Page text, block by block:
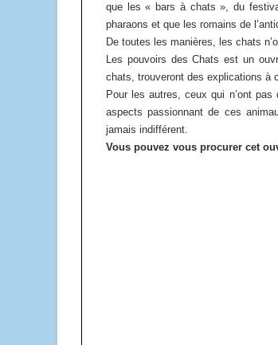
que les « bars à chats », du
pharaons et que les romains de
De toutes les manières, les chats
Les pouvoirs des Chats est un
chats, trouveront des explications à
Pour les autres, ceux qui n’ont
aspects passionnant de ces
jamais indifférent.
Vous pouvez vous procurer cet